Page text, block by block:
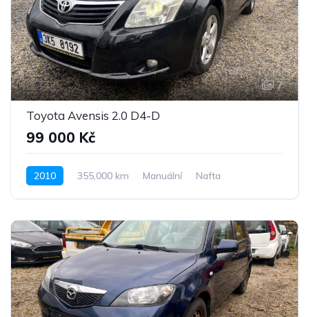
7
Toyota Avensis 2.0 D4-D
99 000 Kč
2010 355,000 km Manuální
Nafta